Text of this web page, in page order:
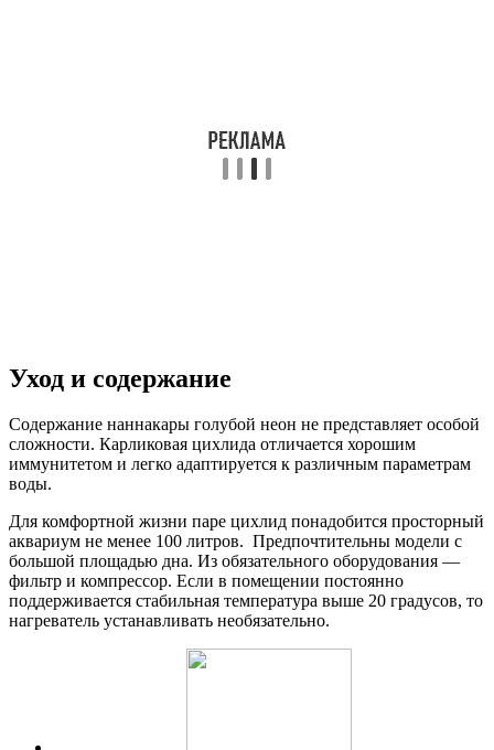
Уход и содержание
Содержание наннакары голубой неон не представляет особой
сложности. Карликовая цихлида отличается хорошим
иммунитетом и легко адаптируется к различным параметрам
воды.
Для комфортной жизни паре цихлид понадобится просторный
аквариум не менее 100 литров. Предпочтительны модели с
большой площадью дна. Из обязательного оборудования —
фильтр и компрессор. Если в помещении постоянно
поддерживается стабильная температура выше 20 градусов, то
нагреватель устанавливать необязательно.